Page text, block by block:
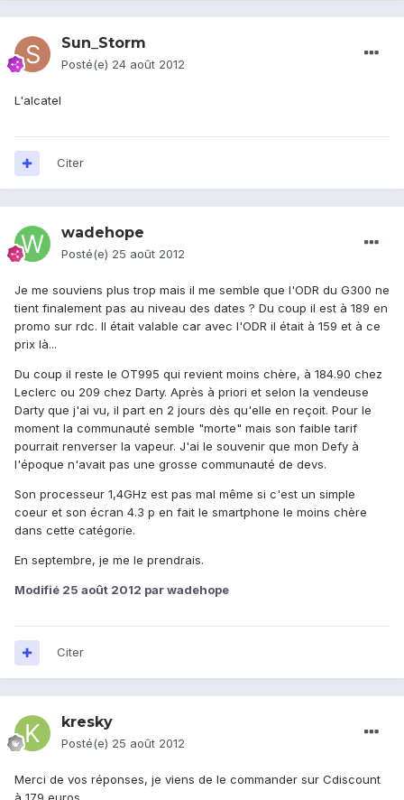
Sun_Storm
Posté(e) 24 août 2012
L'alcatel
Citer
wadehope
Posté(e) 25 août 2012
Je me souviens plus trop mais il me semble que l'ODR du G300 ne
tient finalement pas au niveau des dates ? Du coup il est à 189 en
promo sur rdc. Il était valable car avec l'ODR il était à 159 et à ce
prix là...
Du coup il reste le OT995 qui revient moins chère, à 184.90 chez
Leclerc ou 209 chez Darty. Après à priori et selon la vendeuse
Darty que j'ai vu, il part en 2 jours dès qu'elle en reçoit. Pour le
moment la communauté semble "morte" mais son faible tarif
pourrait renverser la vapeur. J'ai le souvenir que mon Defy à
l'époque n'avait pas une grosse communauté de devs.
Son processeur 1,4GHz est pas mal même si c'est un simple
coeur et son écran 4.3 p en fait le smartphone le moins chère
dans cette catégorie.
En septembre, je me le prendrais.
Modifié 25 août 2012 par wadehope
Citer
kresky
Posté(e) 25 août 2012
Merci de vos réponses, je viens de le commander sur Cdiscount